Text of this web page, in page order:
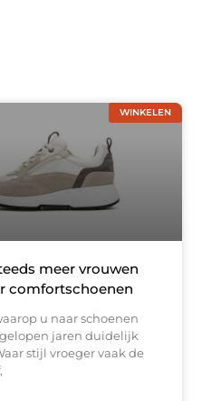
WINKELEN
meer vrouwen
comfortschoenen
u naar schoenen
jaren duidelijk
stijl vroeger vaak de